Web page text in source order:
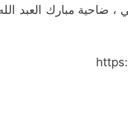
، ضاحية مبارك العبد